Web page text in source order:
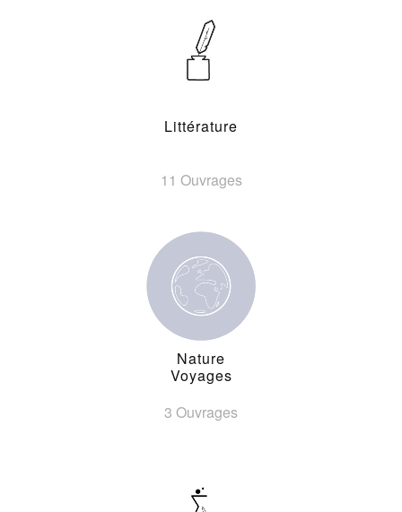
Littérature
11 Ouvrages
Nature
Voyages
3 Ouvrages